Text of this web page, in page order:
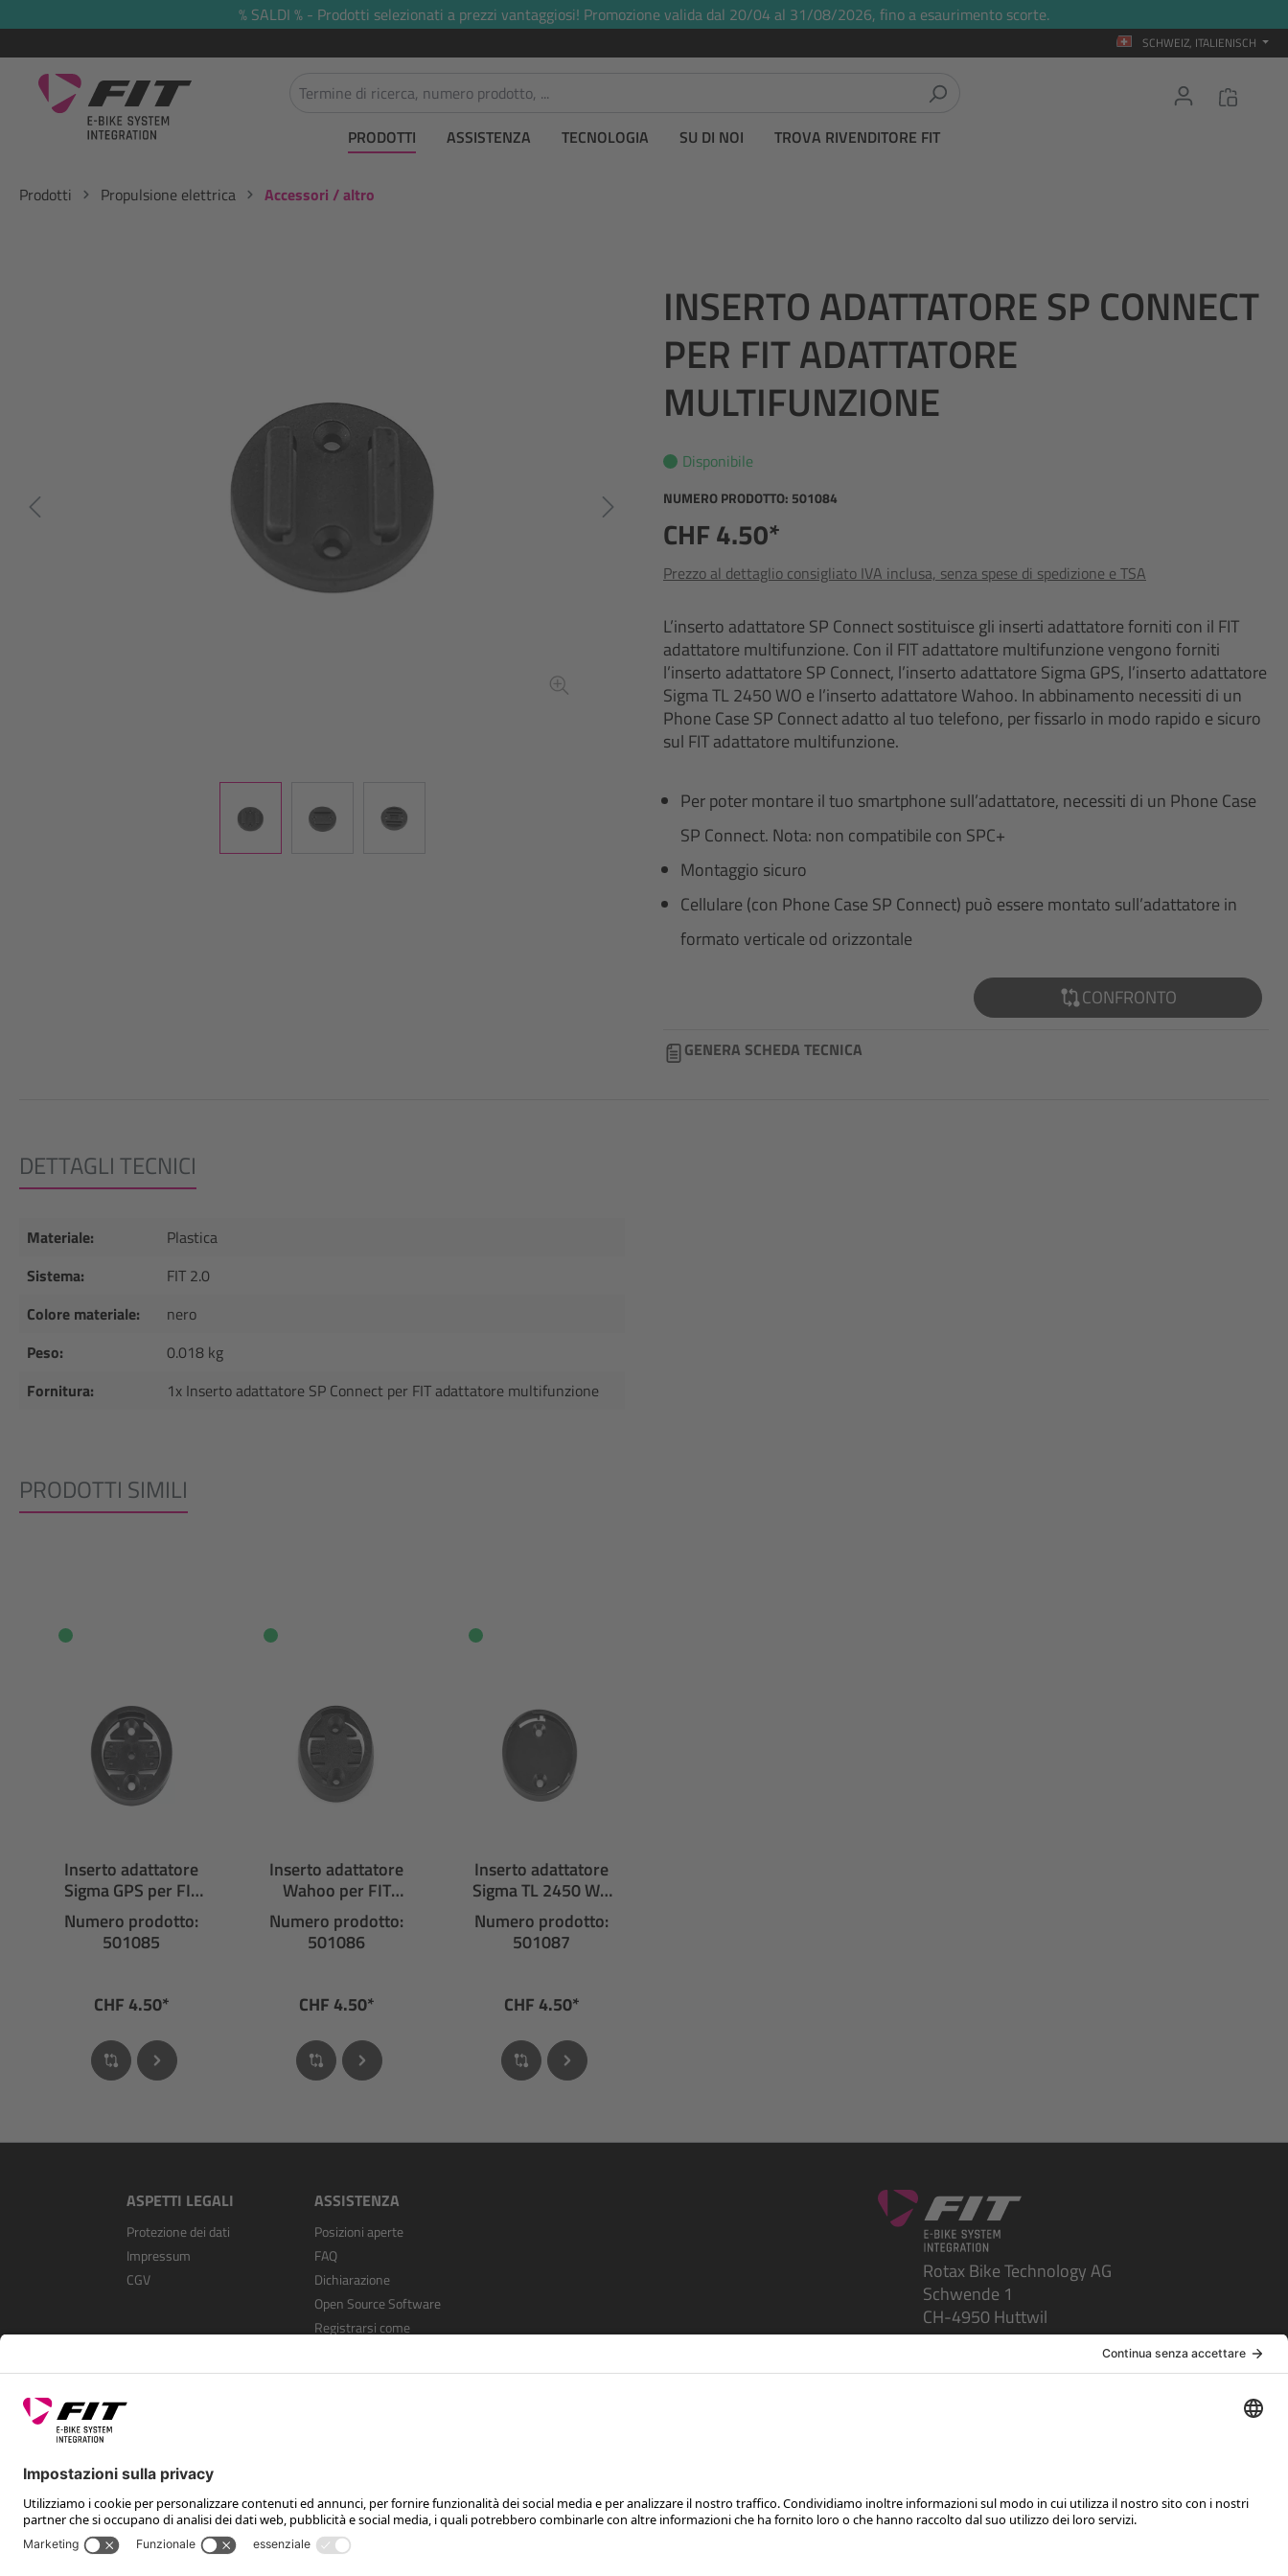
Passa alla navigazione principale% SALDI % - Prodotti selezionati a prezzi vantaggiosi! Promozione valida dal 20/04 al 31/08/2026, fino a esaurimento scorte.
SCHWEIZ, ITALIENISCH
PRODOTTI ASSISTENZA TECNOLOGIA SU DI NOI TROVA RIVENDITORE FIT
Prodotti Propulsione elettrica Accessori / altro
INSERTO ADATTATORE SP CONNECT
PER FIT ADATTATORE
MULTIFUNZIONE
Disponibile
NUMERO PRODOTTO: 501084
CHF 4.50*
Prezzo al dettaglio consigliato IVA inclusa, senza spese di spedizione e TSA
L’inserto adattatore SP Connect sostituisce gli inserti adattatore forniti con il FIT
adattatore multifunzione. Con il FIT adattatore multifunzione vengono forniti
l’inserto adattatore SP Connect, l’inserto adattatore Sigma GPS, l’inserto adattatore
Sigma TL 2450 WO e l’inserto adattatore Wahoo. In abbinamento necessiti di un
Phone Case SP Connect adatto al tuo telefono, per fissarlo in modo rapido e sicuro
sul FIT adattatore multifunzione.
Per poter montare il tuo smartphone sull’adattatore, necessiti di un Phone Case
SP Connect. Nota: non compatibile con SPC+
Montaggio sicuro
Cellulare (con Phone Case SP Connect) può essere montato sull’adattatore in
formato verticale od orizzontale
CONFRONTO
GENERA SCHEDA TECNICA
DETTAGLI TECNICI
Materiale:
Plastica
Sistema:
FIT 2.0
Colore materiale:
nero
Peso:
0.018 kg
Fornitura:
1x Inserto adattatore SP Connect per FIT adattatore multifunzione
PRODOTTI SIMILI
Inserto adattatore
Sigma GPS per FIT
adattatore
multifunzione
Numero prodotto:
501085
CHF 4.50*
Inserto adattatore
Wahoo per FIT
adattatore
multifunzione
Numero prodotto:
501086
CHF 4.50*
Inserto adattatore
Sigma TL 2450 WO
per FIT adattatore
multifunzione
Numero prodotto:
501087
CHF 4.50*
ASPETTI LEGALI
Protezione dei dati
Impressum
CGV
ASSISTENZA
Posizioni aperte
FAQ
Dichiarazione
Open Source Software
Registrarsi come
Rotax Bike Technology AG
Schwende 1
CH-4950 Huttwil
SEGUICI SU